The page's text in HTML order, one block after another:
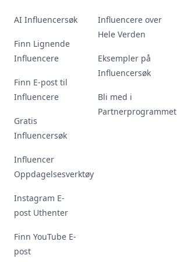
AI Influencersøk
Finn Lignende
Influencere
Finn E-post til
Influencere
Gratis
Influencersøk
Influencer
Oppdagelsesverktøy
Instagram E-
post Uthenter
Finn YouTube E-
post
Influencere over
Hele Verden
Eksempler på
Influencersøk
Bli med i
Partnerprogrammet